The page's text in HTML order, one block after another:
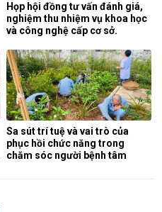
Họp hội đồng tư vấn đánh giá,
nghiệm thu nhiệm vụ khoa học
và công nghệ cấp cơ sở.
Sa sút trí tuệ và vai trò của
phục hồi chức năng trong
chăm sóc người bệnh tâm